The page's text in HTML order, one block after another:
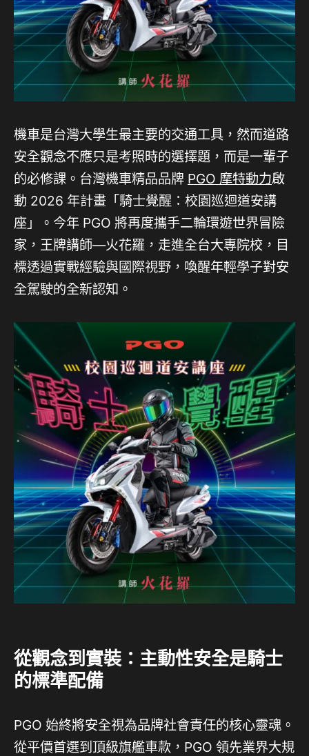
機車是台灣大學生最主要的交通工具，然而道路
安全觀念不應只是考照時的選擇題，而是一輩子
的必修課。台灣機車精品品牌 PGO 摩特動力啟
動 2026 年計畫「騎士覺醒：校園巡迴道安講
座」。今年 PGO 將再度攜手二輪環遊世界冒險
家，王牌講師—火花羅，走進全台大專院校，目
標透過實戰經驗與國際視野，喚醒年輕學子對安
全駕駛的全新認知。
從觀念到實裝：主動性安全是騎士
的標準配備
PGO 始終將安全視為品牌社會責任的核心靈魂。
從平價首選到頂級旗艦車款，PGO 領先業界大規